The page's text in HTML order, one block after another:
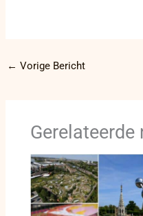
← Vorige Bericht